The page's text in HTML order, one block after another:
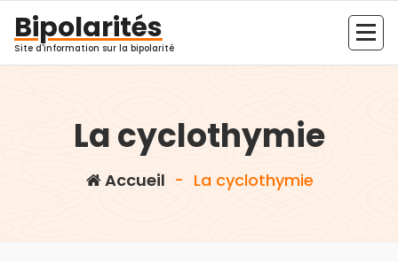
contenu
Bipolarités
Site d'information sur la bipolarité
La cyclothymie
Accueil - La cyclothymie